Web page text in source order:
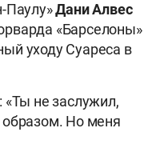
Паулу»Дани Алвес
«Барселоны»
уходу Суареса в
«Ты не заслужил,
Но меня